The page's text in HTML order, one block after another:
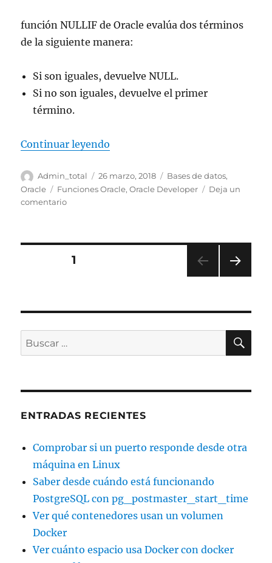
función NULLIF de Oracle evalúa dos términos
de la siguiente manera:
Si son iguales, devuelve NULL.
Si no son iguales, devuelve el primer
término.
Continuar leyendo
Autor
Admin_total
Publicado
el
26 marzo, 2018 Categorías
Bases de datos,
Oracle
Etiquetas
Funciones Oracle,Oracle Developer
Deja un
comentarioen
Oracle
Paginación
entradas
PÁGINA1
NA
Buscar
por:
ENTRADAS RECIENTES
Comprobar si un puerto responde desde otra
máquina en Linux
Saber desde cuándo está funcionando
PostgreSQL con pg_postmaster_start_time
Ver qué contenedores usan un volumen
Docker
Ver cuánto espacio usa Docker con docker